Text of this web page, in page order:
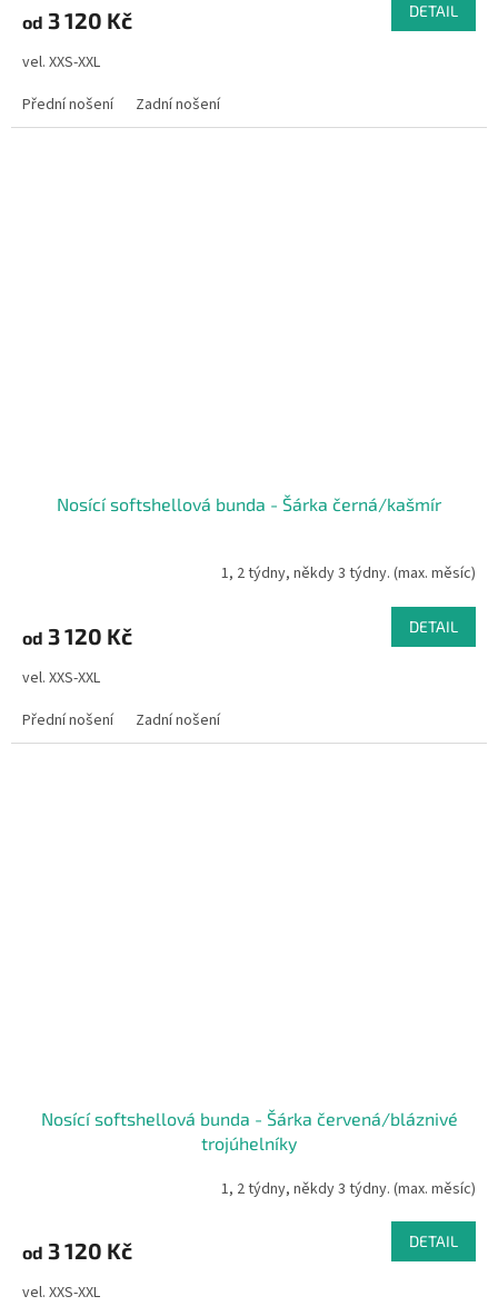
od 3 120 Kč DETAIL
vel. XXS-XXL
Přední nošení
Zadní nošení
Nosící softshellová bunda - Šárka černá/kašmír
1, 2 týdny, někdy 3 týdny. (max. měsíc)
od 3 120 Kč DETAIL
vel. XXS-XXL
Přední nošení
Zadní nošení
Nosící softshellová bunda - Šárka červená/bláznivé
trojúhelníky
1, 2 týdny, někdy 3 týdny. (max. měsíc)
od 3 120 Kč DETAIL
vel. XXS-XXL